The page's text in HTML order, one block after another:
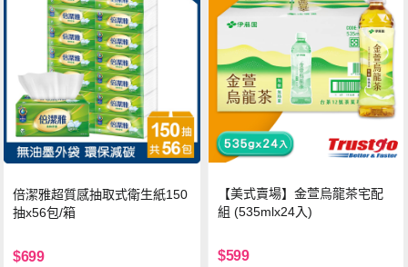
倍潔雅超質感抽取式衛生紙150
抽x56包/箱
$699
【美式賣場】金萱烏龍茶宅配
組 (535mlx24入)
$599